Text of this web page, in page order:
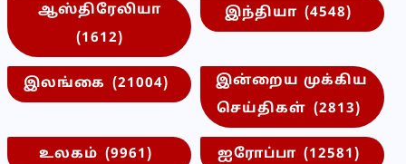
ஆஸ்திரேலியா
(1612)
இந்தியா (4548)
இலங்கை (21004)
இன்றைய முக்கிய
செய்திகள் (2813)
உலகம் (9961) ஐரோப்பா (12581)